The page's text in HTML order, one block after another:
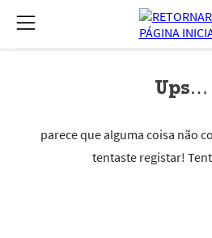
Ups…
parece que alguma coisa não
tentaste registar!